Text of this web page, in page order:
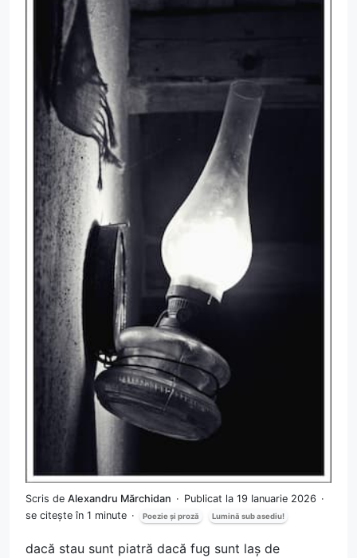
Scris de Alexandru Mărchidan
Publicat la 19 Ianuarie 2026
se citește în 1 minute
Poezie și proză Lumină sub asediu!
dacă stau sunt piatră dacă fug sunt laș de